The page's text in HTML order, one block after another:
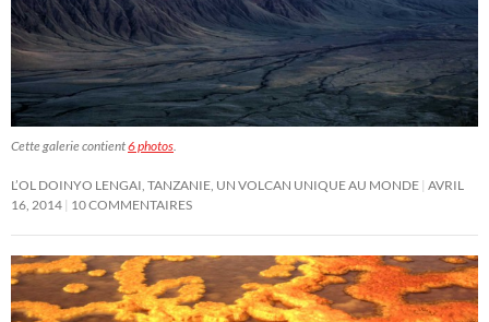
Cette galerie contient6 photos
L’OL DOINYO LENGAI, TANZANIE, UN VOLCAN UNIQUE AU MONDE AVRIL
16, 2014 10 COMMENTAIRES